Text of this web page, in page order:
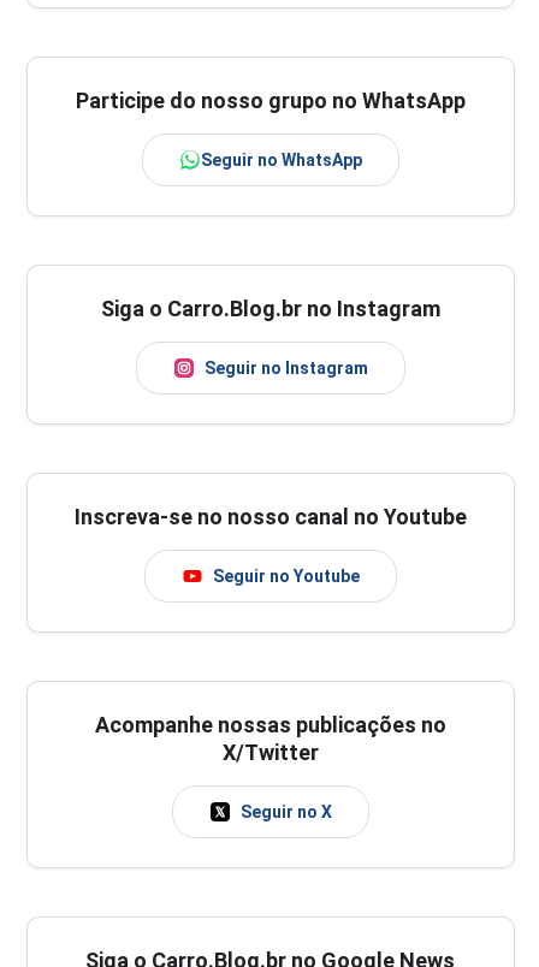
Participe do nosso grupo no WhatsApp
Seguir no WhatsApp
Siga o Carro.Blog.br no Instagram
Seguir no Instagram
Inscreva-se no nosso canal no Youtube
Seguir no Youtube
Acompanhe nossas publicações no
X/Twitter
Seguir no X
Siga o Carro.Blog.br no Google News